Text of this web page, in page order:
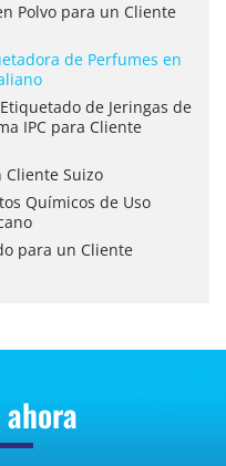
Polvo para un Cliente
de Perfumes en
de Jeringas de
IPC para Cliente
Suizo
Químicos de Uso
para un Cliente